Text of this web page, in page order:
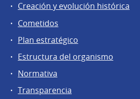
Creación y evolución histórica
Cometidos
Plan estratégico
Estructura del organismo
Normativa
Transparencia